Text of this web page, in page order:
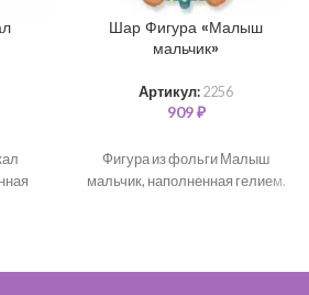
Шар Фигура «Малыш
мальчик»
Артикул: 2256
909₽
Фигура из фольги Малыш
мальчик, наполненная гелием.